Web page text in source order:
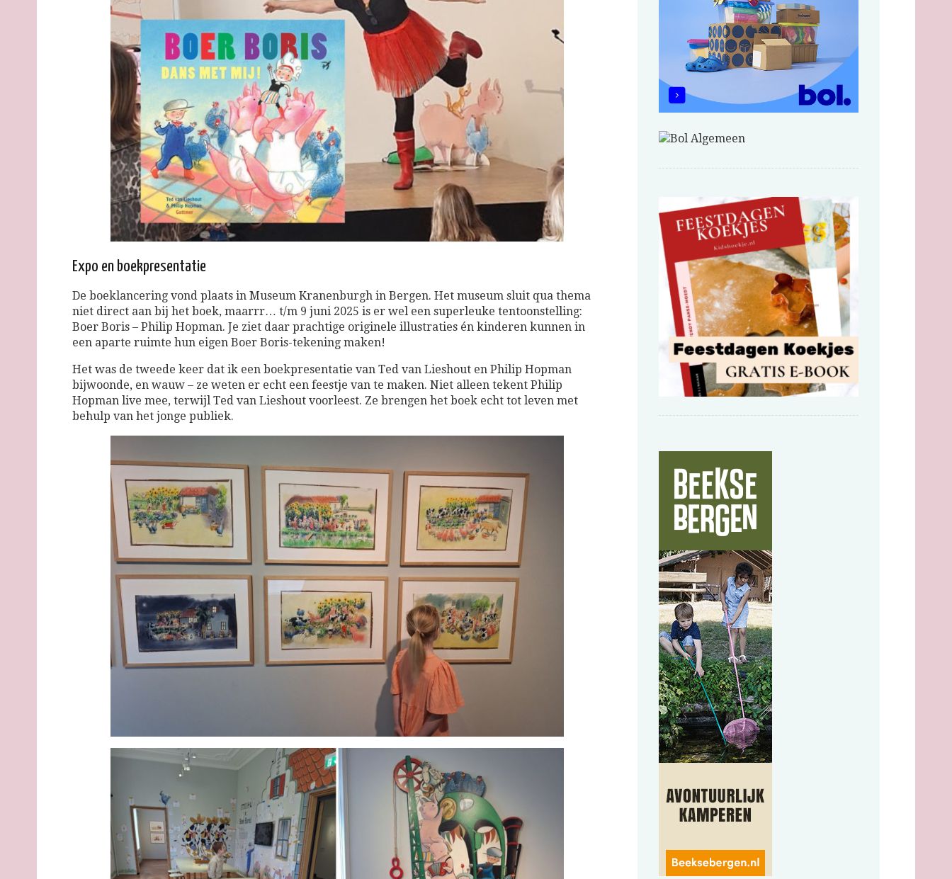
Expo en boekpresentatie
De boeklancering vond plaats in Museum Kranenburgh in Bergen. Het museum sluit qua thema
niet direct aan bij het boek, maarrr… t/m 9 juni 2025 is er wel een superleuke tentoonstelling:
Boer Boris – Philip Hopman. Je ziet daar prachtige originele illustraties én kinderen kunnen in
een aparte ruimte hun eigen Boer Boris-tekening maken!
Het was de tweede keer dat ik een boekpresentatie van Ted van Lieshout en Philip Hopman
bijwoonde, en wauw – ze weten er echt een feestje van te maken. Niet alleen tekent Philip
Hopman live mee, terwijl Ted van Lieshout voorleest. Ze brengen het boek echt tot leven met
behulp van het jonge publiek.